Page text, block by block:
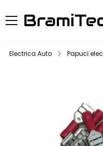
Electrica Auto Papuci